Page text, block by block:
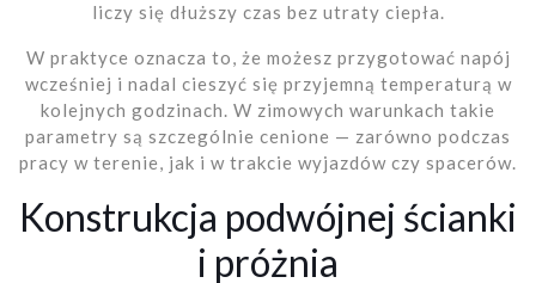
liczy się dłuższy czas bez utraty ciepła.
W praktyce oznacza to, że możesz przygotować napój
wcześniej i nadal cieszyć się przyjemną temperaturą w
kolejnych godzinach. W zimowych warunkach takie
parametry są szczególnie cenione — zarówno podczas
pracy w terenie, jak i w trakcie wyjazdów czy spacerów.
Konstrukcja podwójnej ścianki
i próżnia